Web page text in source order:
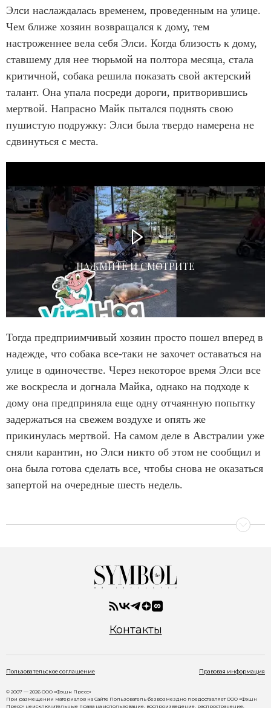
Элси наслаждалась временем, проведенным на улице.
Чем ближе хозяин возвращался к дому, тем
настроженнее вела себя Элси. Когда близость к дому,
ставшему для нее тюрьмой на полтора месяца, стала
критичной, собака решила показать свой актерский
талант. Она упала посреди дороги, притворившись
мертвой. Напрасно Майк пытался поднять свою
пушистую подружку: Элси была твердо намерена не
сдвинуться с места.
НАЖМИТЕ И СМОТРИТЕ
Тогда предприимчивый хозяин просто пошел вперед в
надежде, что собака все-таки не захочет оставаться на
улице в одиночестве. Через некоторое время Элси все
же воскресла и догнала Майка, однако на подходе к
дому она предприняла еще одну отчаянную попытку
задержаться на свежем воздухе и опять же
прикинулась мертвой. На самом деле в Австралии уже
сняли карантин, но Элси никто об этом не сообщил и
она была готова сделать все, чтобы снова не оказаться
запертой на очередные шесть недель.
Контакты
Пользовательское соглашение Правовая информация
© 2007 — 2026 ООО «Фэшн Пресс»
При размещении материалов на Сайте Пользователь безвозмездно предоставляет ООО «Фэшн
Пресс» неисключительные права на использование, воспроизведение, распространение,